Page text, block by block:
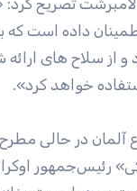
داده است که
و از سلاح های
خواهد کرد».
آلمان در حالی
رئیس‌‌جمهور